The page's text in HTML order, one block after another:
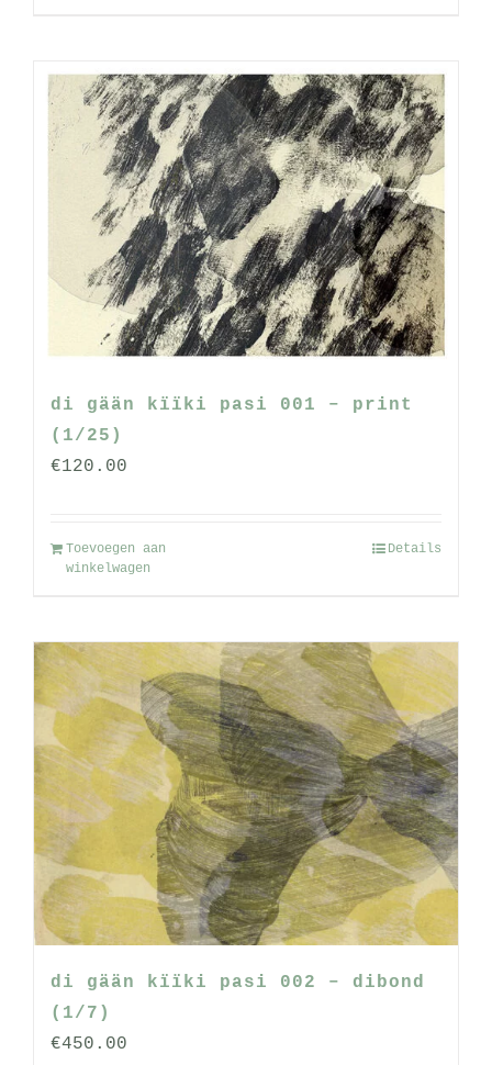
di gään kïïki pasi 001 – print
(1/25)
€120.00
Toevoegen aan
winkelwagen
Details
di gään kïïki pasi 002 – dibond
(1/7)
€450.00